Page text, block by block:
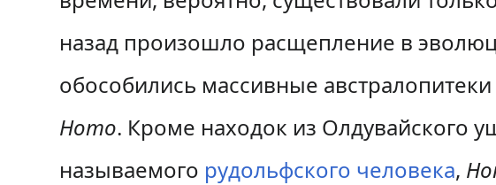
назад произошло расщепление в
обособились массивные
Homo. Кроме находок из Олдувайского
называемого рудольфского человека,